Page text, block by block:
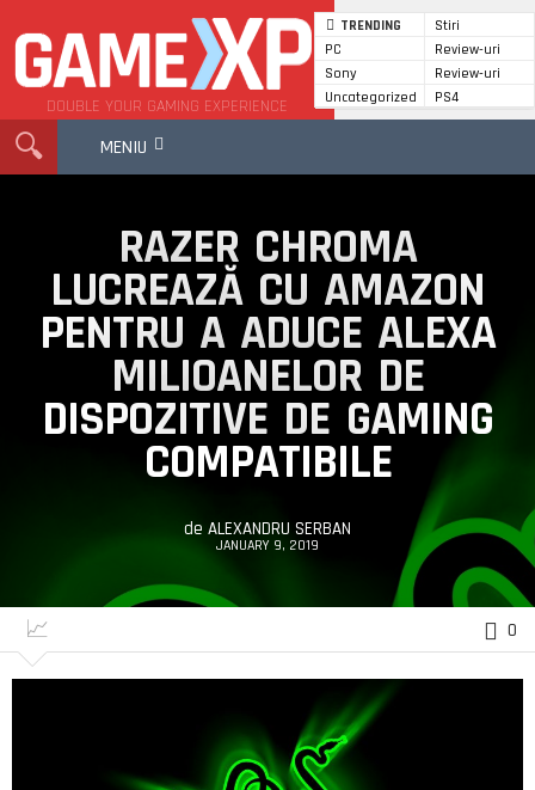
DOUBLE YOUR GAMING EXPERIENCE
TRENDING
Stiri
PC
Review-uri
GameXP
Sony
Review-uri
Uncategorized
PS4
MENIU
RAZER CHROMA
LUCREAZĂ CU AMAZON
PENTRU A ADUCE ALEXA
MILIOANELOR DE
DISPOZITIVE DE GAMING
COMPATIBILE
de ALEXANDRU SERBAN
JANUARY 9, 2019
0